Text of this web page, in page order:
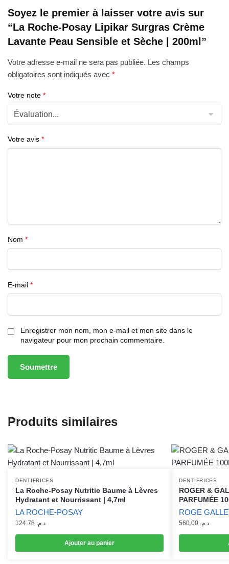
Soyez le premier à laisser votre avis sur
“La Roche-Posay Lipikar Surgras Crème
Lavante Peau Sensible et Sèche | 200ml”
Votre adresse e-mail ne sera pas publiée. Les champs
obligatoires sont indiqués avec *
Votre note *
Votre avis *
Nom *
E-mail *
Enregistrer mon nom, mon e-mail et mon site dans le
navigateur pour mon prochain commentaire.
Produits similaires
DENTIFRICES
La Roche-Posay Nutritic Baume à Lèvres
Hydratant et Nourrissant | 4,7ml
LA ROCHE-POSAY
د.م.
Ajouter au panier
DENTIFRICES
ROGER &
PARFUMÉE
ROGE
د.م.